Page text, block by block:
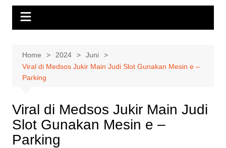
Home 2024
Juni
Viral di Medsos Jukir Main Judi Slot Gunakan Mesin e –
Parking
Viral di Medsos Jukir Main Judi
Slot Gunakan Mesin e –
Parking